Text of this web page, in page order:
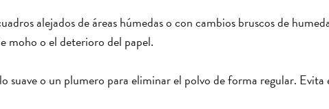
alejados de áreas húmedas o con cambios bruscos de
moho o el deterioro del papel.
suave o un plumero para eliminar el polvo de forma regular. Evita